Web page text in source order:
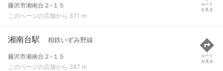
藤沢市湘南台２-１５
このページの店舗から 371 m
ルート
を見る
湘南台駅 相鉄いずみ野線
藤沢市湘南台２-１５
このページの店舗から 387 m
ルート
を見る